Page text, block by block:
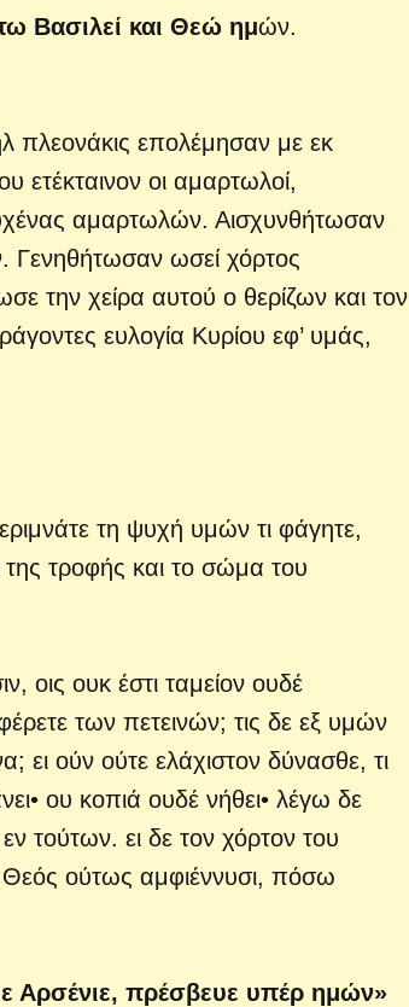
Βασιλεί και Θεώ ημών.
πλεονάκις επολέμησαν με εκ
ετέκταινον οι αμαρτωλοί,
αμαρτωλών. Αισχυνθήτωσαν
Γενηθήτωσαν ωσεί χόρτος
την χείρα αυτού ο θερίζων και τον
ευλογία Κυρίου εφ’ υμάς,
τη ψυχή υμών τι φάγητε,
τροφής και το σώμα του
οις ουκ έστι ταμείον ουδέ
των πετεινών; τις δε εξ υμών
ει ούν ούτε ελάχιστον δύνασθε, τι
ου κοπιά ουδέ νήθει• λέγω δε
τούτων. ει δε τον χόρτον του
Θεός ούτως αμφιέννυσι, πόσω
Αρσένιε, πρέσβευε υπέρ ημών»